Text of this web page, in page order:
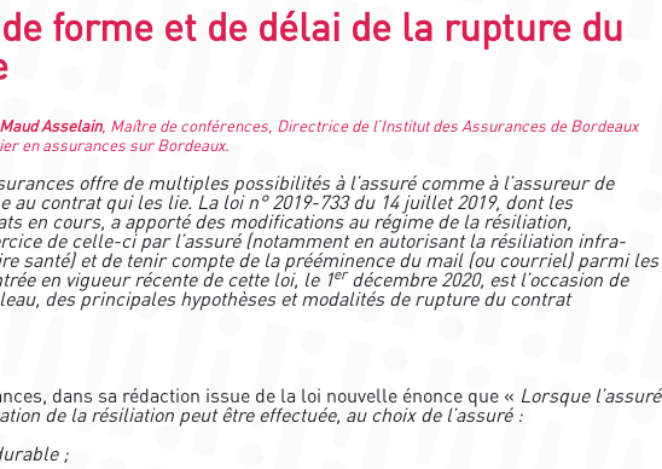
forme et de délai de la rupture du
Maud Asselain, Maître de conférences, Directrice de l’Institut des Assurances de Bordeaux
en assurances sur Bordeaux.
offre de multiples possibilités à l’assuré comme à l’assureur de
au contrat qui les lie. La loi n° 2019-733 du 14 juillet 2019, dont les
en cours, a apporté des modifications au régime de la résiliation,
de celle-ci par l’assuré (notamment en autorisant la résiliation infra-
santé) et de tenir compte de la prééminence du mail (ou courriel) parmi les
en vigueur récente de cette loi, le 1erdécembre 2020, est l’occasion de
des principales hypothèses et modalités de rupture du contrat
dans sa rédaction issue de la loi nouvelle énonce que « Lorsque l’assuré
de la résiliation peut être effectuée, au choix de l’assuré :
;